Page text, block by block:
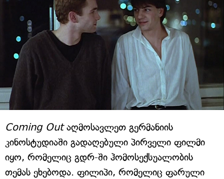
Coming Outაღმოსავლეთ გერმანიის
კინოსტუდიაში გადაღებული პირველი ფილმი
იყო, რომელიც გდრ-ში ჰომოსექსუალობის
თემას ეხებოდა. ფილიპი, რომელიც ფარული